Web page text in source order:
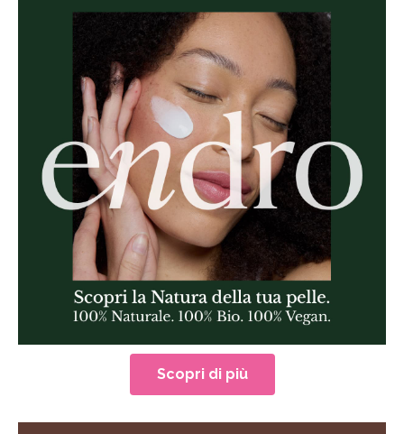
Scopri di più